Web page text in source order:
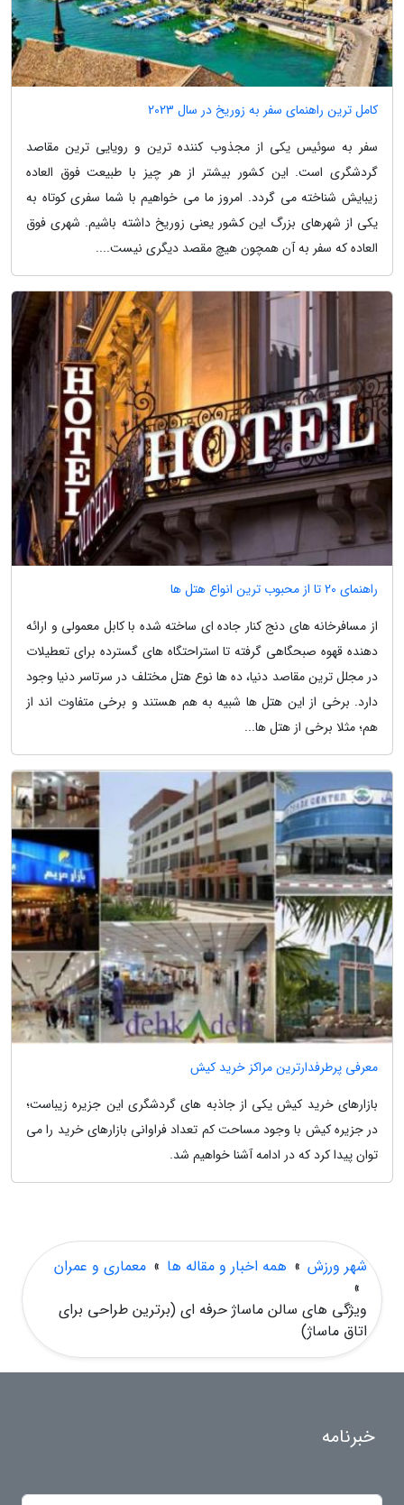
کامل ترین راهنمای سفر به زوریخ در سال 2023
سفر به سوئیس یکی از مجذوب کننده ترین و رویایی ترین مقاصد
گردشگری است. این کشور بیشتر از هر چیز با طبیعت فوق العاده
زیبایش شناخته می گردد. امروز ما می خواهیم با شما سفری کوتاه به
یکی از شهرهای بزرگ این کشور یعنی زوریخ داشته باشیم. شهری فوق
العاده که سفر به آن همچون هیچ مقصد دیگری نیست....
راهنمای 20 تا از محبوب ترین انواع هتل ها
از مسافرخانه های دنج کنار جاده ای ساخته شده با کابل معمولی و ارائه
دهنده قهوه صبحگاهی گرفته تا استراحتگاه های گسترده برای تعطیلات
در مجلل ترین مقاصد دنیا، ده ها نوع هتل مختلف در سرتاسر دنیا وجود
دارد. برخی از این هتل ها شبیه به هم هستند و برخی متفاوت اند از
هم؛ مثلا برخی از هتل ها...
معرفی پرطرفدارترین مراکز خرید کیش
بازارهای خرید کیش یکی از جاذبه های گردشگری این جزیره زیباست؛
در جزیره کیش با وجود مساحت کم تعداد فراوانی بازارهای خرید را می
توان پیدا کرد که در ادامه آشنا خواهیم شد.
شهر ورزش » همه اخبار و مقاله ها » معماری و عمران
»
ویژگی های سالن ماساژ حرفه ای (برترین طراحی برای
اتاق ماساژ)
خبرنامه